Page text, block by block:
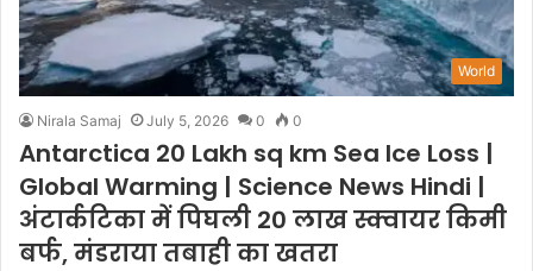
World
Nirala Samaj July 5, 2026 0 0
Antarctica 20 Lakh sq km Sea Ice Loss |
Global Warming | Science News Hindi |
अंटार्कटिका में पिघली 20 लाख स्क्वायर किमी
बर्फ, मंडराया तबाही का खतरा